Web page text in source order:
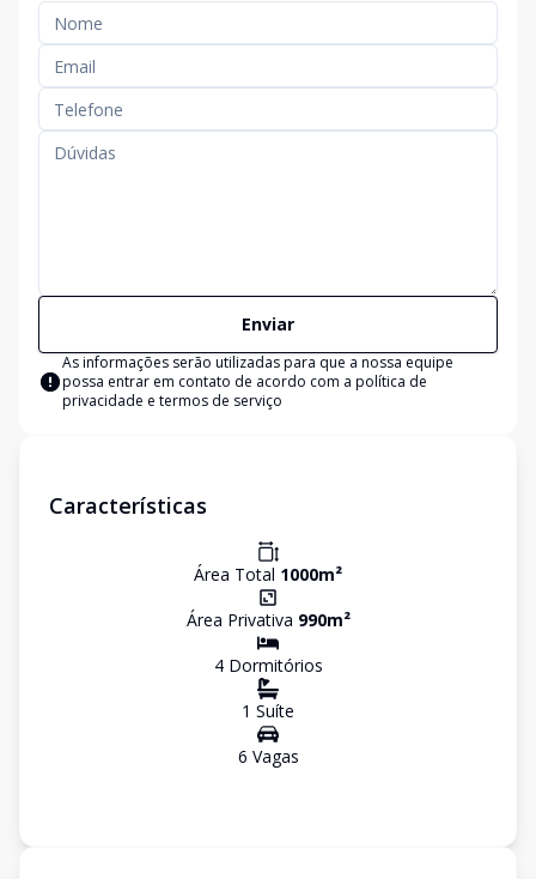
Enviar
As informações serão utilizadas para que a nossa equipe
possa entrar em contato de acordo com a política de
privacidade e termos de serviço
Características
Área Total 1000m²
Área Privativa 990m²
4Dormitórios
1 Suíte
6 Vagas